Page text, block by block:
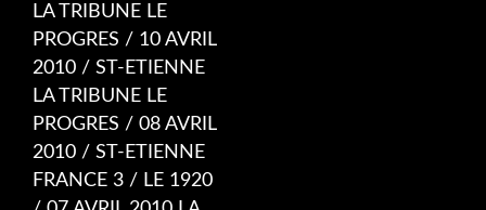
LA TRIBUNE LE
PROGRES / 10 AVRIL
2010 / ST-ETIENNE
LA TRIBUNE LE
PROGRES / 08 AVRIL
2010 / ST-ETIENNE
FRANCE 3 / LE 1920